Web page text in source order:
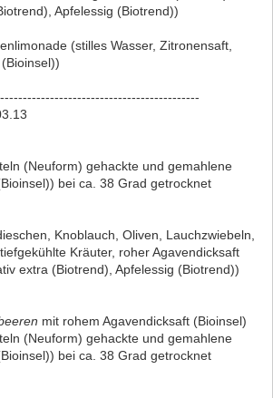
Apfelessig (Biotrend))
(stilles Wasser, Zitronensaft,
(Neuform) gehackte und gemahlene
bei ca. 38 Grad getrocknet
Knoblauch, Oliven, Lauchzwiebeln,
Kräuter, roher Agavendicksaft
extra (Biotrend), Apfelessig (Biotrend))
mit rohem Agavendicksaft (Bioinsel)
(Neuform) gehackte und gemahlene
bei ca. 38 Grad getrocknet